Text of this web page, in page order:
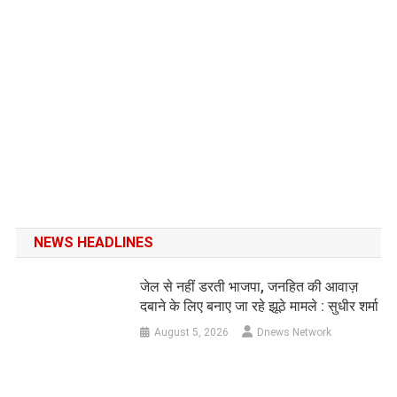
NEWS HEADLINES
जेल से नहीं डरती भाजपा, जनहित की आवाज़
दबाने के लिए बनाए जा रहे झूठे मामले : सुधीर शर्मा
August 5, 2026 Dnews Network